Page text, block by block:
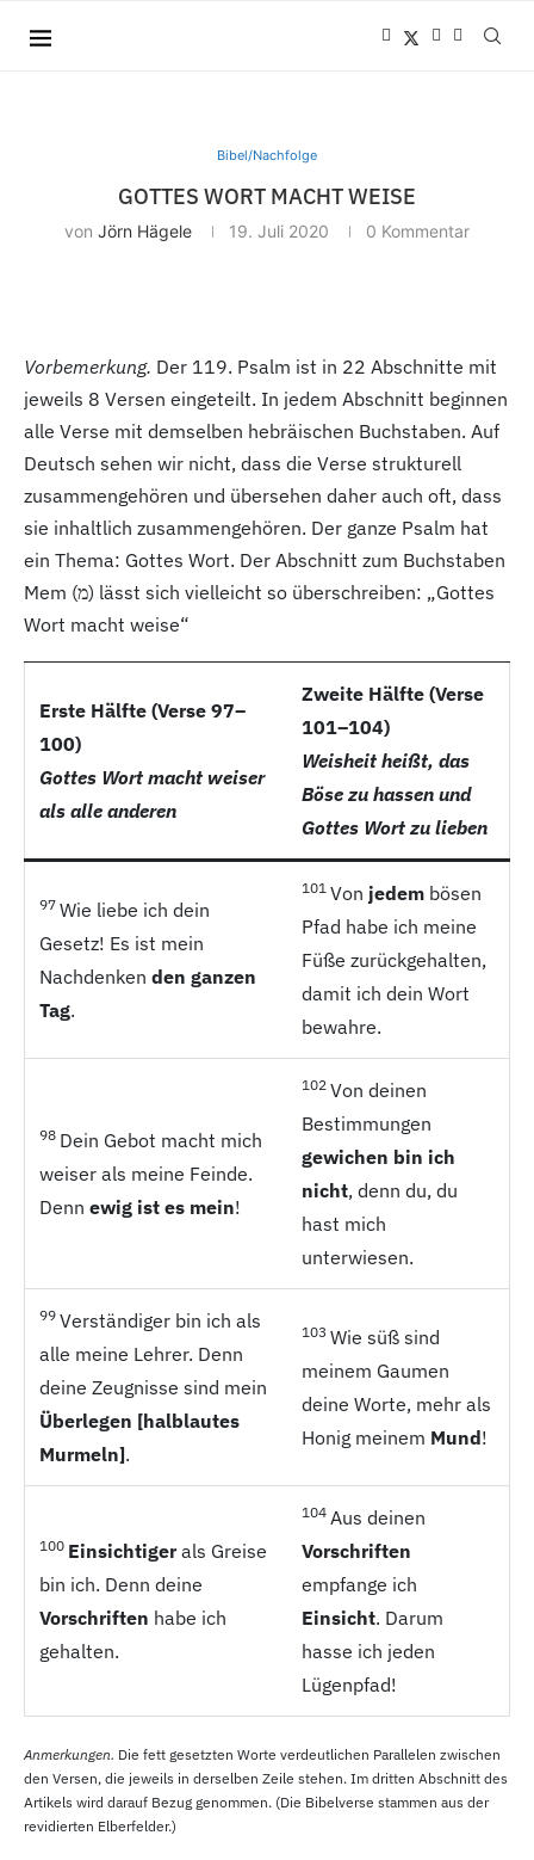
Bibel/Nachfolge
GOTTES WORT MACHT WEISE
von Jörn Hägele 19. Juli 2020 0 Kommentar
Vorbemerkung. Der 119. Psalm ist in 22 Abschnitte mit
jeweils 8 Versen eingeteilt. In jedem Abschnitt beginnen
alle Verse mit demselben hebräischen Buchstaben. Auf
Deutsch sehen wir nicht, dass die Verse strukturell
zusammengehören und übersehen daher auch oft, dass
sie inhaltlich zusammengehören. Der ganze Psalm hat
ein Thema: Gottes Wort. Der Abschnitt zum Buchstaben
Mem (מ) lässt sich vielleicht so überschreiben: „Gottes
Wort macht weise“
Erste Hälfte (Verse 97–
100)
Gottes Wort macht weiser
als alle anderen
Zweite Hälfte (Verse
101–104)
Weisheit heißt, das
Böse zu hassen und
Gottes Wort zu lieben
97 Wie liebe ich dein
Gesetz! Es ist mein
Nachdenken den ganzen
Tag.
101 Von jedem bösen
Pfad habe ich meine
Füße zurückgehalten,
damit ich dein Wort
bewahre.
98 Dein Gebot macht mich
weiser als meine Feinde.
Denn ewig ist es mein!
102 Von deinen
Bestimmungen
gewichen bin ich
nicht, denn du, du
hast mich
unterwiesen.
99 Verständiger bin ich als
alle meine Lehrer. Denn
deine Zeugnisse sind mein
Überlegen [halblautes
Murmeln].
103 Wie süß sind
meinem Gaumen
deine Worte, mehr als
Honig meinem Mund!
100 Einsichtigerals Greise
bin ich. Denn deine
Vorschriften habe ich
gehalten.
104 Aus deinen
Vorschriften
empfange ich
Einsicht. Darum
hasse ich jeden
Lügenpfad!
Anmerkungen. Die fett gesetzten Worte verdeutlichen Parallelen zwischen
den Versen, die jeweils in derselben Zeile stehen. Im dritten Abschnitt des
Artikels wird darauf Bezug genommen. (Die Bibelverse stammen aus der
revidierten Elberfelder.)